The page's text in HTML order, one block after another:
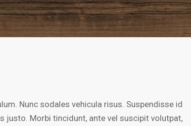
Nunc sodales vehicula risus. Suspendisse id
justo. Morbi tincidunt, ante vel suscipit volutpat,